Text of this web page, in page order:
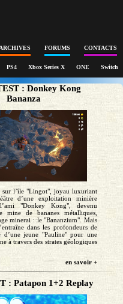
ARCHIVES FORUMS CONTACTS
PS4 Xbox Series X ONE Switch
: Donkey Kong
Bananza
sur l’île "Lingot", joyau luxuriant
d’une exploitation minière
"Donkey Kong", devenu
mine de bananes métalliques,
minerai : le "Bananzium". Mais
dans les profondeurs de
d’une jeune "Pauline" pour une
à travers des strates géologiques
en savoir +
: Patapon 1+2 Replay